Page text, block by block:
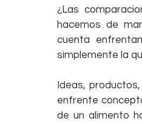
¿Las
hacemos de
cuenta
simplemente la
Ideas,
enfrente
de un alimento